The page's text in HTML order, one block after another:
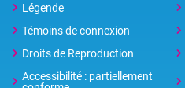
Légende
Témoins de connexion
Droits de Reproduction
Accessibilité : partiellement